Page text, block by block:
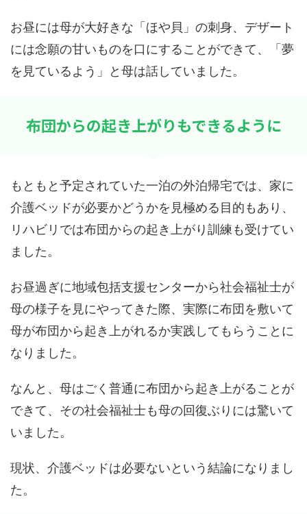
お昼には母が大好きな「ほや貝」の刺身、デザート
には念願の甘いものを口にすることができて、「夢
を見ているよう」と母は話していました。
布団からの起き上がりもできるように
もともと予定されていた一泊の外泊帰宅では、家に
介護ベッドが必要かどうかを見極める目的もあり、
リハビリでは布団からの起き上がり訓練も受けてい
ました。
お昼過ぎに地域包括支援センターから社会福祉士が
母の様子を見にやってきた際、実際に布団を敷いて
母が布団から起き上がれるか実践してもらうことに
なりました。
なんと、母はごく普通に布団から起き上がることが
できて、その社会福祉士も母の回復ぶりには驚いて
いました。
現状、介護ベッドは必要ないという結論になりまし
た。